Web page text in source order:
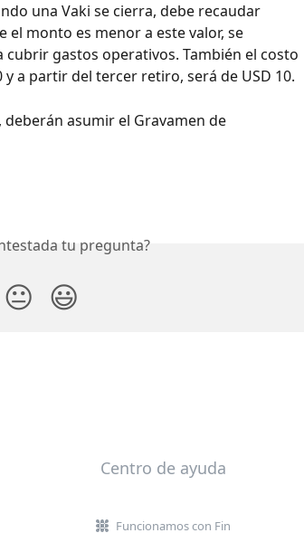
una Vaki se cierra, debe recaudar
el monto es menor a este valor, se
gastos operativos. También el costo
a partir del tercer retiro, será de USD 10.
, deberán asumir el Gravamen de
tu pregunta?
😐 😃
Centro de ayuda
Funcionamos con Fin